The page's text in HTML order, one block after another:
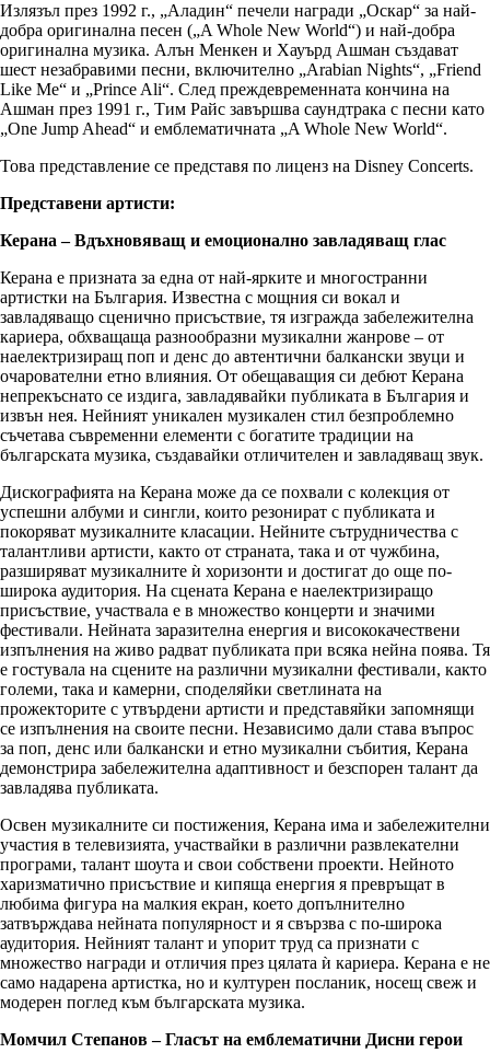
Излязъл през 1992 г., „Аладин“ печели награди „Оскар“ за най-
добра оригинална песен („A Whole New World“) и най-добра
оригинална музика. Алън Менкен и Хауърд Ашман създават
шест незабравими песни, включително „Arabian Nights“, „Friend
Like Me“ и „Prince Ali“. След преждевременната кончина на
Ашман през 1991 г., Тим Райс завършва саундтрака с песни като
„One Jump Ahead“ и емблематичната „A Whole New World“.
Това представление се представя по лиценз на Disney Concerts.
Представени артисти:
Керана – Вдъхновяващ и емоционално завладяващ глас
Керана е призната за една от най-ярките и многостранни
артистки на България. Известна с мощния си вокал и
завладяващо сценично присъствие, тя изгражда забележителна
кариера, обхващаща разнообразни музикални жанрове – от
наелектризиращ поп и денс до автентични балкански звуци и
очарователни етно влияния. От обещаващия си дебют Керана
непрекъснато се издига, завладявайки публиката в България и
извън нея. Нейният уникален музикален стил безпроблемно
съчетава съвременни елементи с богатите традиции на
българската музика, създавайки отличителен и завладяващ звук.
Дискографията на Керана може да се похвали с колекция от
успешни албуми и сингли, които резонират с публиката и
покоряват музикалните класации. Нейните сътрудничества с
талантливи артисти, както от страната, така и от чужбина,
разширяват музикалните ѝ хоризонти и достигат до още по-
широка аудитория. На сцената Керана е наелектризиращо
присъствие, участвала е в множество концерти и значими
фестивали. Нейната заразителна енергия и висококачествени
изпълнения на живо радват публиката при всяка нейна поява. Тя
е гостувала на сцените на различни музикални фестивали, както
големи, така и камерни, споделяйки светлината на
прожекторите с утвърдени артисти и представяйки запомнящи
се изпълнения на своите песни. Независимо дали става въпрос
за поп, денс или балкански и етно музикални събития, Керана
демонстрира забележителна адаптивност и безспорен талант да
завладява публиката.
Освен музикалните си постижения, Керана има и забележителни
участия в телевизията, участвайки в различни развлекателни
програми, талант шоута и свои собствени проекти. Нейното
харизматично присъствие и кипяща енергия я превръщат в
любима фигура на малкия екран, което допълнително
затвърждава нейната популярност и я свързва с по-широка
аудитория. Нейният талант и упорит труд са признати с
множество награди и отличия през цялата ѝ кариера. Керана е не
само надарена артистка, но и културен посланик, носещ свеж и
модерен поглед към българската музика.
Момчил Степанов – Гласът на емблематични Дисни герои